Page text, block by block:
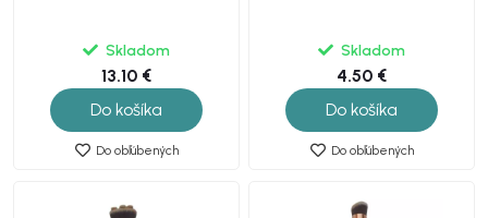
Skladom
13.10 €
Do košíka
Do obľúbených
Skladom
4.50 €
Do košíka
Do obľúbených